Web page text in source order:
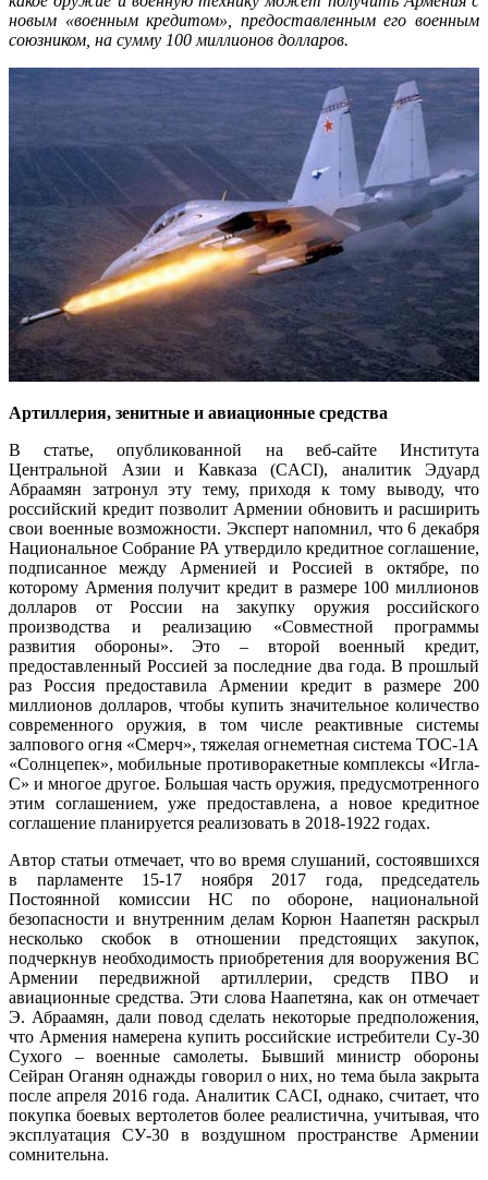
новым «военным кредитом», предоставленным его военным
союзником, на сумму 100 миллионов долларов.
Артиллерия, зенитные и авиационные средства
В статье, опубликованной на веб-сайте Института
Центральной Азии и Кавказа (CACI), аналитик Эдуард
Абраамян затронул эту тему, приходя к тому выводу, что
российский кредит позволит Армении обновить и расширить
свои военные возможности. Эксперт напомнил, что 6 декабря
Национальное Собрание РА утвердило кредитное соглашение,
подписанное между Арменией и Россией в октябре, по
которому Армения получит кредит в размере 100 миллионов
долларов от России на закупку оружия российского
производства и реализацию «Совместной программы
развития обороны». Это – второй военный кредит,
предоставленный Россией за последние два года. В прошлый
раз Россия предоставила Армении кредит в размере 200
миллионов долларов, чтобы купить значительное количество
современного оружия, в том числе реактивные системы
залпового огня «Смерч», тяжелая огнеметная система ТОС-1A
«Солнцепек», мобильные противоракетные комплексы «Игла-
С» и многое другое. Большая часть оружия, предусмотренного
этим соглашением, уже предоставлена, а новое кредитное
соглашение планируется реализовать в 2018-1922 годах.
Автор статьи отмечает, что во время слушаний, состоявшихся
в парламенте 15-17 ноября 2017 года, председатель
Постоянной комиссии НС по обороне, национальной
безопасности и внутренним делам Корюн Наапетян раскрыл
несколько скобок в отношении предстоящих закупок,
подчеркнув необходимость приобретения для вооружения ВС
Армении передвижной артиллерии, средств ПВО и
авиационные средства. Эти слова Наапетяна, как он отмечает
Э. Абраамян, дали повод сделать некоторые предположения,
что Армения намерена купить российские истребители Су-30
Сухого – военные самолеты. Бывший министр обороны
Сейран Оганян однажды говорил о них, но тема была закрыта
после апреля 2016 года. Аналитик CACI, однако, считает, что
покупка боевых вертолетов более реалистична, учитывая, что
эксплуатация СУ-30 в воздушном пространстве Армении
сомнительна.